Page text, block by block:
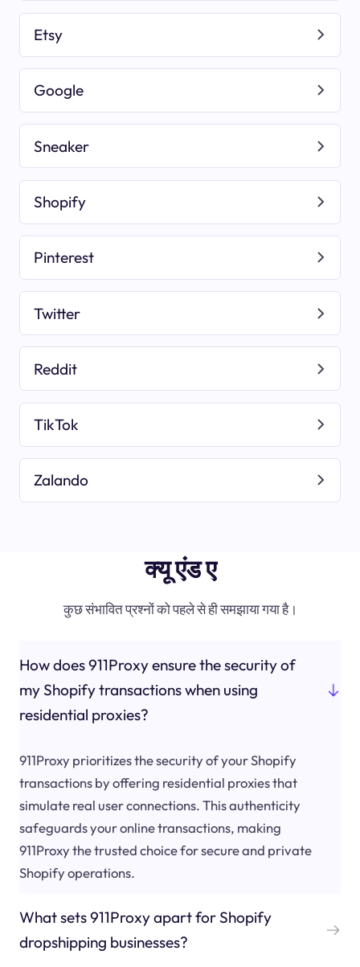
Etsy
Google
Sneaker
Shopify
Pinterest
Twitter
Reddit
TikTok
Zalando
क्यू एंड ए
कुछ संभावित प्रश्नों को पहले से ही समझाया गया है।
How does 911Proxy ensure the security of
my Shopify transactions when using
residential proxies?
911Proxy prioritizes the security of your Shopify
transactions by offering residential proxies that
simulate real user connections. This authenticity
safeguards your online transactions, making
911Proxy the trusted choice for secure and private
Shopify operations.
What sets 911Proxy apart for Shopify
dropshipping businesses?